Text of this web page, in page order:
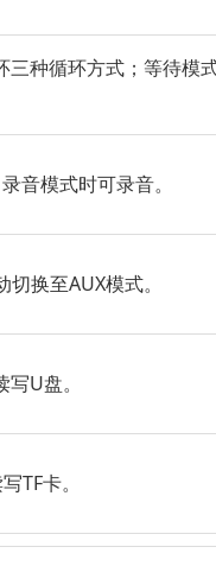
三种循环方式；等待模
音模式时可录音。
换至AUX模式。
U盘。
TF卡。